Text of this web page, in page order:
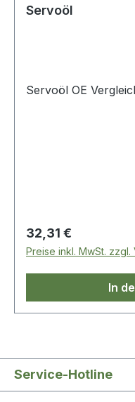
Servoöl
Servoöl OE
Regulärer Preis:
32,31 €
Preise inkl. MwSt.
In
Service-Hotline